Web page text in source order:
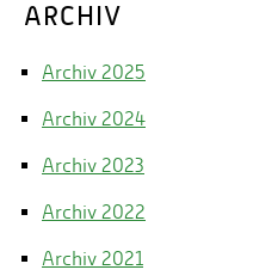
ARCHIV
Archiv 2025
Archiv 2024
Archiv 2023
Archiv 2022
Archiv 2021